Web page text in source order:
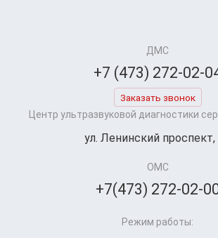
ДМС
+7 (473) 272-02-
Заказать звонок
Центр ультразвуковой диагностики
ул. Ленинский проспект,
ОМС
+7(473) 272-02-
Режим работы: